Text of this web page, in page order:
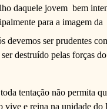
daquele jovem bem
para a imagem da
devemos ser prudentes
destruído pelas forças
tentação não permita
vive e reina na unidade